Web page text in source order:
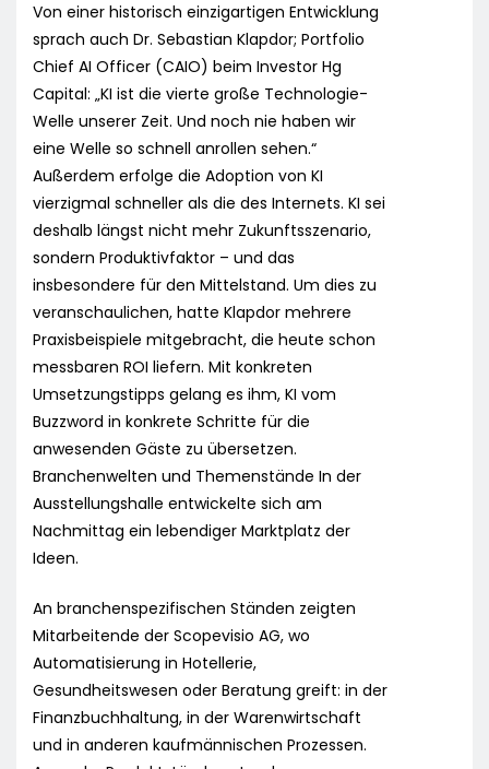
Von einer historisch einzigartigen Entwicklung
sprach auch Dr. Sebastian Klapdor; Portfolio
Chief AI Officer (CAIO) beim Investor Hg
Capital: „KI ist die vierte große Technologie-
Welle unserer Zeit. Und noch nie haben wir
eine Welle so schnell anrollen sehen.“
Außerdem erfolge die Adoption von KI
vierzigmal schneller als die des Internets. KI sei
deshalb längst nicht mehr Zukunftsszenario,
sondern Produktivfaktor – und das
insbesondere für den Mittelstand. Um dies zu
veranschaulichen, hatte Klapdor mehrere
Praxisbeispiele mitgebracht, die heute schon
messbaren ROI liefern. Mit konkreten
Umsetzungstipps gelang es ihm, KI vom
Buzzword in konkrete Schritte für die
anwesenden Gäste zu übersetzen.
Branchenwelten und Themenstände In der
Ausstellungshalle entwickelte sich am
Nachmittag ein lebendiger Marktplatz der
Ideen.
An branchenspezifischen Ständen zeigten
Mitarbeitende der Scopevisio AG, wo
Automatisierung in Hotellerie,
Gesundheitswesen oder Beratung greift: in der
Finanzbuchhaltung, in der Warenwirtschaft
und in anderen kaufmännischen Prozessen.